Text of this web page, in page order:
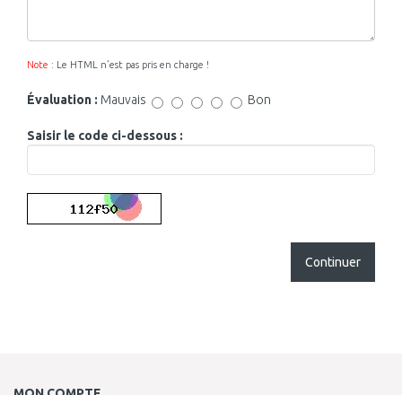
Note : Le HTML n’est pas pris en charge !
Évaluation : Mauvais Bon
Saisir le code ci-dessous :
Continuer